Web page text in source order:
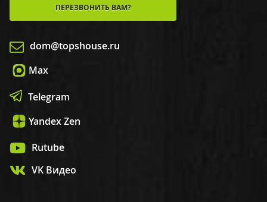
ПЕРЕЗВОНИТЬ ВАМ?
dom@topshouse.ru
Max
Telegram
Yandex Zen
Rutube
VK Видео